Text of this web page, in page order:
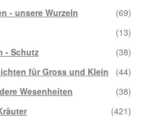
- unsere Wurzeln
(69)
(13)
- Schutz
(38)
für Gross und Klein
(44)
Wesenheiten
(38)
(421)